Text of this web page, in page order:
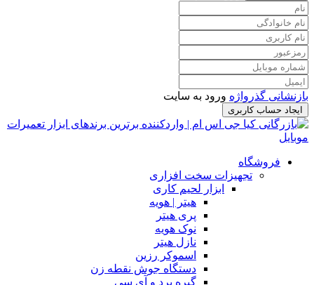
بازنشانی گذرواژه ورود به سایت
ایجاد حساب کاربری
فروشگاه
تجهیزات سخت افزاری
ابزار لحیم کاری
هیتر | هویه
پری هیتر
نوک هویه
نازل هیتر
اسموکر رزین
دستگاه جوش نقطه زن
گیره برد و آی سی